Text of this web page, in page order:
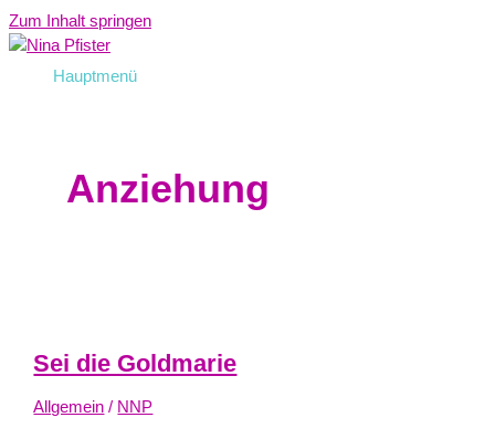
Zum Inhalt springen
Hauptmenü
Anziehung
Sei die Goldmarie
Allgemein / NNP